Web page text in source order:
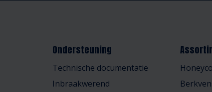
Ondersteuning
Technische documentatie
Inbraakwerend